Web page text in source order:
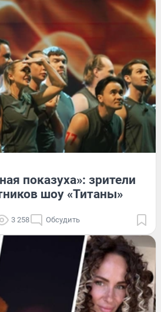
показуха»: зрители
шоу «Титаны»
3 258 Обсудить